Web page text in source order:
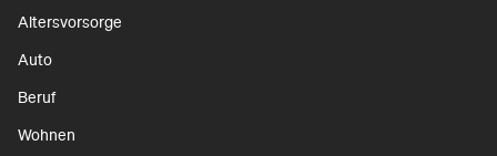
Altersvorsorge
Auto
Beruf
Wohnen